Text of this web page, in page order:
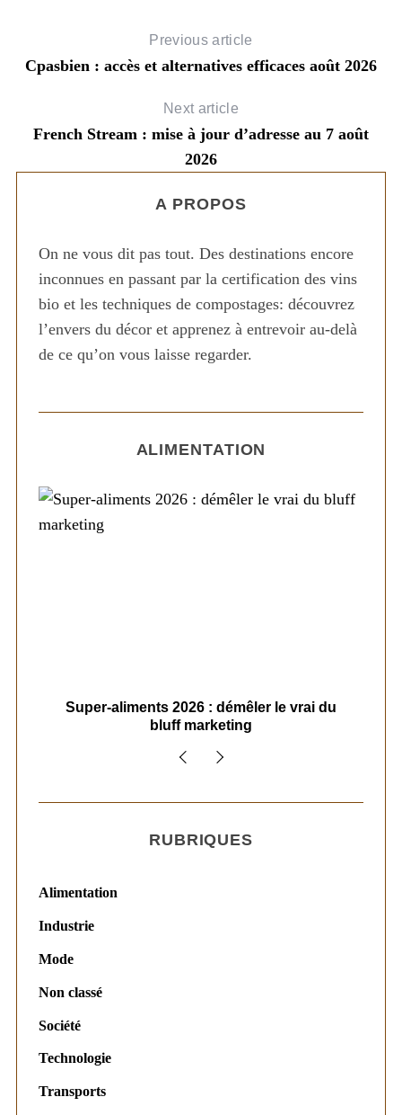
Previous article
Cpasbien : accès et alternatives efficaces août 2026
Next article
French Stream : mise à jour d’adresse au 7 août
2026
A PROPOS
On ne vous dit pas tout. Des destinations encore
inconnues en passant par la certification des vins
bio et les techniques de compostages: découvrez
l’envers du décor et apprenez à entrevoir au-delà
de ce qu’on vous laisse regarder.
ALIMENTATION
Super-aliments 2026 : démêler le vrai du
bluff marketing
RUBRIQUES
Alimentation
Industrie
Mode
Non classé
Société
Technologie
Transports